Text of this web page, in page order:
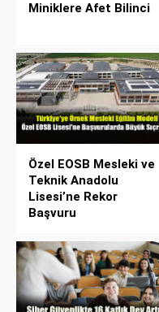
Miniklere Afet Bilinci
Özel EOSB Mesleki ve
Teknik Anadolu
Lisesi’ne Rekor
Başvuru